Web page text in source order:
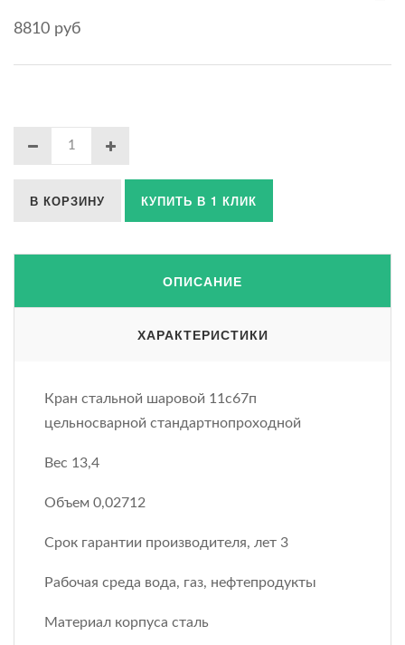
8810 руб
В КОРЗИНУ КУПИТЬ В 1 КЛИК
ОПИСАНИЕ
ХАРАКТЕРИСТИКИ
Кран стальной шаровой 11с67п
цельносварной стандартнопроходной
Вес 13,4
Объем 0,02712
Срок гарантии производителя, лет 3
Рабочая среда вода, газ, нефтепродукты
Материал корпуса сталь